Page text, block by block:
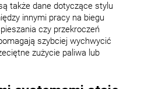
także dane dotyczące stylu
innymi pracy na biegu
czy przekroczeń
szybciej wychwycić
zużycie paliwa lub